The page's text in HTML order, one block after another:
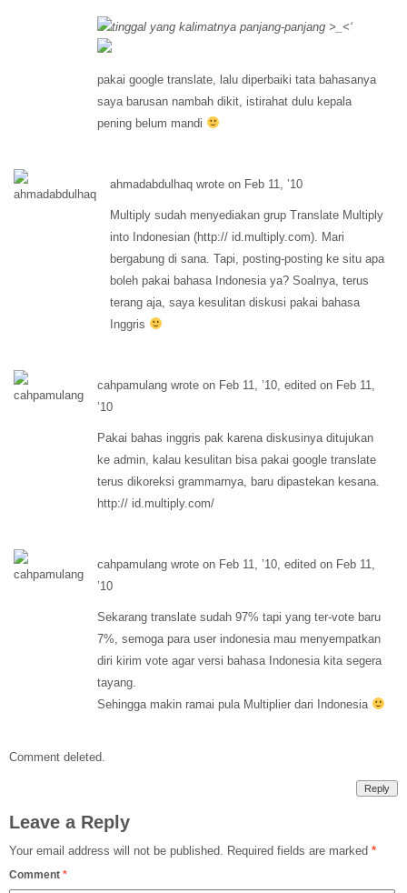
tinggal yang kalimatnya panjang-panjang >_<‘
pakai google translate, lalu diperbaiki tata bahasanya
saya barusan nambah dikit, istirahat dulu kepala
pening belum mandi
ahmadabdulhaq wrote on Feb 11, ’10
Multiply sudah menyediakan grup Translate Multiply
into Indonesian (http:// id.multiply.com). Mari
bergabung di sana. Tapi, posting-posting ke situ apa
boleh pakai bahasa Indonesia ya? Soalnya, terus
terang aja, saya kesulitan diskusi pakai bahasa
Inggris
cahpamulang wrote on Feb 11, ’10, edited on Feb 11,
’10
Pakai bahas inggris pak karena diskusinya ditujukan
ke admin, kalau kesulitan bisa pakai google translate
terus dikoreksi grammarnya, baru dipastekan kesana.
http:// id.multiply.com/
cahpamulang wrote on Feb 11, ’10, edited on Feb 11,
’10
Sekarang translate sudah 97% tapi yang ter-vote baru
7%, semoga para user indonesia mau menyempatkan
diri kirim vote agar versi bahasa Indonesia kita segera
tayang.
Sehingga makin ramai pula Multiplier dari Indonesia
Comment deleted.
Reply
Leave a Reply
Your email address will not be published. Required fields are marked *
Comment *